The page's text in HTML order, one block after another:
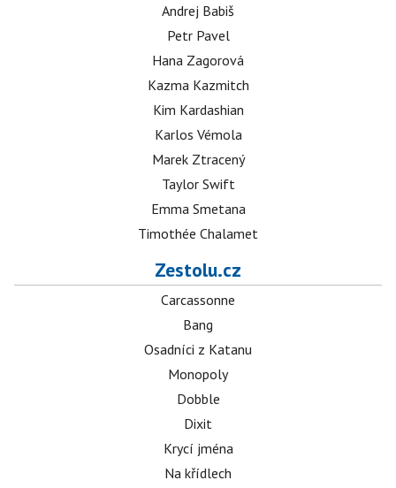
Andrej Babiš
Petr Pavel
Hana Zagorová
Kazma Kazmitch
Kim Kardashian
Karlos Vémola
Marek Ztracený
Taylor Swift
Emma Smetana
Timothée Chalamet
Zestolu.cz
Carcassonne
Bang
Osadníci z Katanu
Monopoly
Dobble
Dixit
Krycí jména
Na křídlech